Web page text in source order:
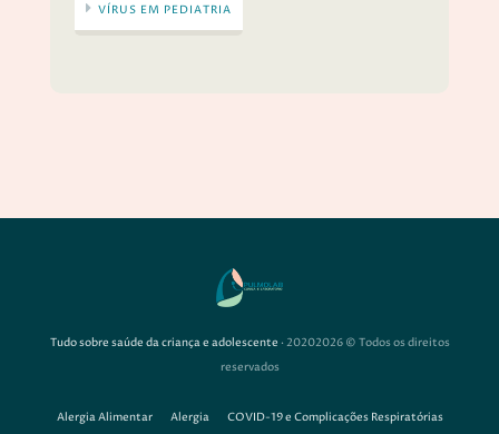
VÍRUS EM PEDIATRIA
Tudo sobre saúde da criança e adolescente · 20202026 © Todos os direitos
reservados
Alergia Alimentar Alergia COVID-19 e Complicações Respiratórias